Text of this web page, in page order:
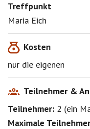
Treffpunkt
Maria Eich
Kosten
nur die eigenen
Teilnehmer &
Teilnehmer: 2 (ein
Maximale